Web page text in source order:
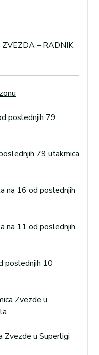
– RADNIK
poslednjih 79
79 utakmica
na 16 od poslednjih
na 11 od poslednjih
poslednjih 10
Zvezde u
Zvezde u Superligi